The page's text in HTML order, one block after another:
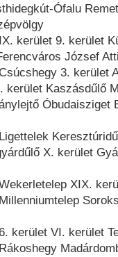
Ófalu
kerület 9. kerület
József
3. kerület
kerület Kaszásdűlő
Óbudaisziget
X. kerület
XIX.
kerület VI. kerület